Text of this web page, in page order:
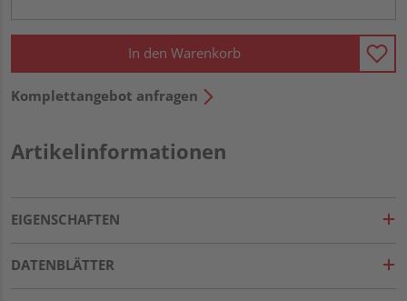
In den Warenkorb
Komplettangebot anfragen
Artikelinformationen
EIGENSCHAFTEN
DATENBLÄTTER